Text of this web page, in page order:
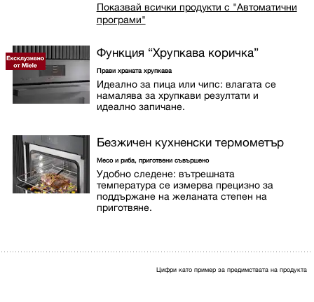
Показвай всички продукти с "Автоматични
програми"
Функция “Хрупкава коричка”
Прави храната хрупкава
Идеално за пица или чипс: влагата се
намалява за хрупкави резултати и
идеално запичане.
Безжичен кухненски термометър
Месо и риба, приготвени съвършено
Удобно следене: вътрешната
температура се измерва прецизно за
поддържане на желаната степен на
приготвяне.
Цифри като пример за предимствата на продукта